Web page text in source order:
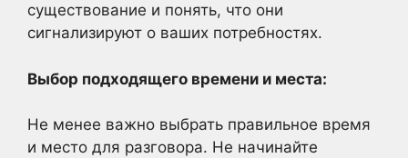
существование и понять, что они
сигнализируют о ваших потребностях.
Выбор подходящего времени и места:
Не менее важно выбрать правильное время
и место для разговора. Не начинайте